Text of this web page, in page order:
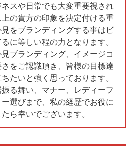
スや日常でも大変重要視され
の貴方の印象を決定付ける重
をブランディングする事はビ
に等しい程の力となります。
ブランディング、イメージコ
をご認識頂き、皆様の目標達
たいと強く思っております。
る舞い、マナー、レディーフ
選びまで、私の経歴でお役に
ら幸いでございます。